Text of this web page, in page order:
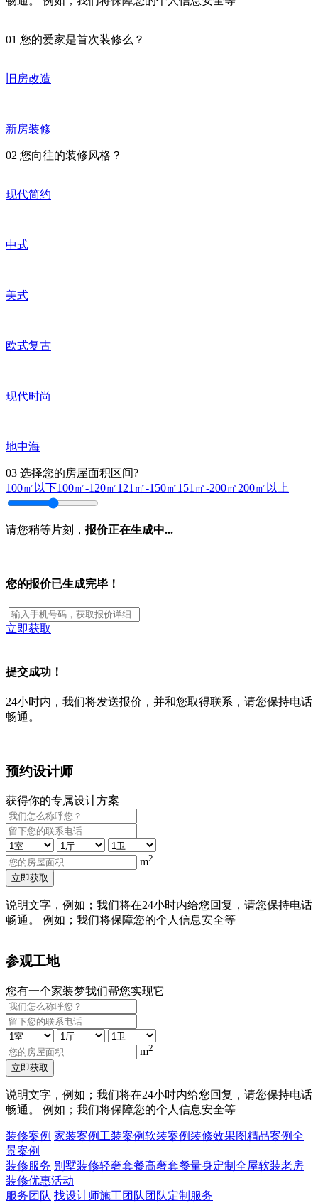
01 您的爱家是首次装修么？
旧房改造
新房装修
02 您向往的装修风格？
现代简约
中式
美式
欧式复古
现代时尚
地中海
03 选择您的房屋面积区间?
100㎡以下100㎡-120㎡121㎡-150㎡151㎡-200㎡200㎡以上
请您稍等片刻， 报价正在生成中...
您的报价已生成完毕！
立即获取
提交成功！
24小时内，我们将发送报价，并和您取得联系，请您保持电话
畅通。
预约设计师
获得你的专属设计方案
m2
立即获取
说明文字，例如；我们将在24小时内给您回复，请您保持电话
畅通。 例如；我们将保障您的个人信息安全等
参观工地
您有一个家装梦我们帮您实现它
m2
立即获取
说明文字，例如；我们将在24小时内给您回复，请您保持电话
畅通。 例如；我们将保障您的个人信息安全等
装修案例 家装案例 工装案例软装案例装修效果图精品案例全
景案例
装修服务 别墅装修轻奢套餐高奢套餐量身定制 全屋软装老房
装修优惠活动
服务团队 找设计师施工团队 团队定制服务